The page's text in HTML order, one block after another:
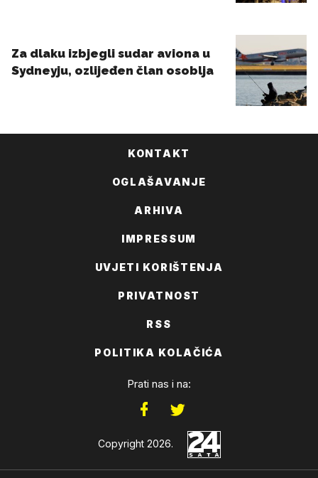
KONTAKT
OGLAŠAVANJE
ARHIVA
IMPRESSUM
UVJETI KORIŠTENJA
PRIVATNOST
RSS
POLITIKA KOLAČIĆA
Prati nas i na:
Copyright 2026.